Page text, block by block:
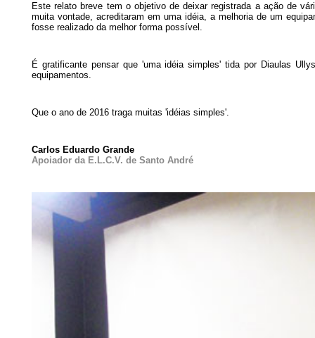
Este relato breve tem o objetivo de deixar registrada a ação de
muita vontade, acreditaram em uma idéia, a melhoria de um
fosse realizado da melhor forma possível.
É gratificante pensar que 'uma idéia simples' tida por Diaulas
equipamentos.
Que o ano de 2016 traga muitas 'idéias simples'.
Carlos Eduardo Grande
Apoiador da E.L.C.V. de Santo André